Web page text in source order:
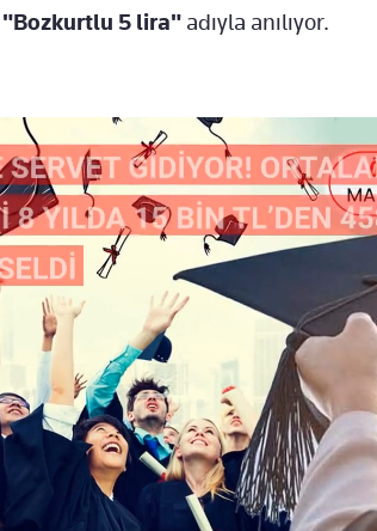
"Bozkurtlu 5 lira" adıyla anılıyor.